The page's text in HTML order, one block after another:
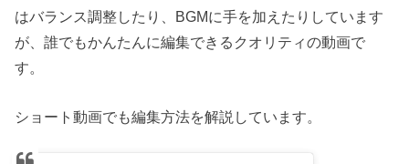
はバランス調整したり、BGMに手を加えたりしています
が、誰でもかんたんに編集できるクオリティの動画で
す。
ショート動画でも編集方法を解説しています。